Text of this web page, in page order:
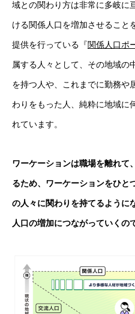
域との関わり方は非常に多岐に
ける関係人口を増加させること
提供を行っている『関係人口ポ
属する人々として、その地域の
を持つ人や、これまでに勤務や
わりをもった人、純粋に地域に
れています。
ワーケーションは職場を離れて
るため、ワーケーションをひと
の人々に関わりを持てるように
人口の増加につながっていくの